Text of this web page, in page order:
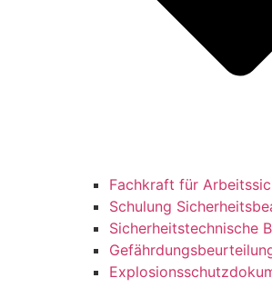
Fachkraft für
Schulung
Sicherheitstechnische